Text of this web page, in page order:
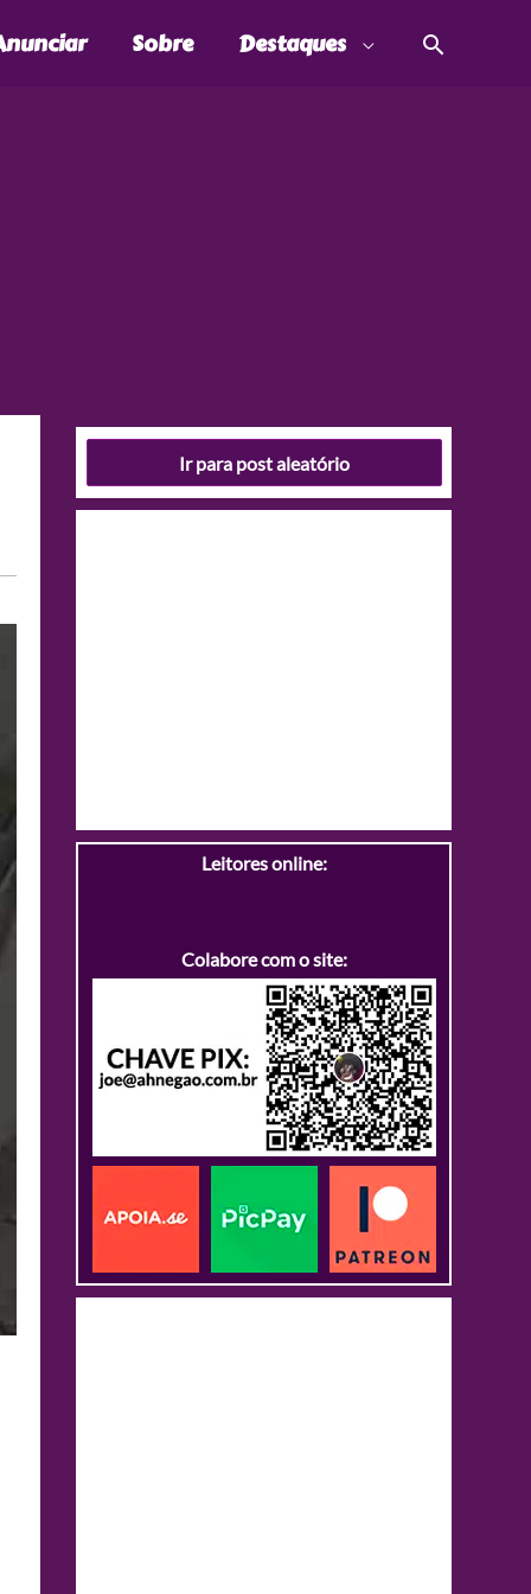
Sobre Destaques
Ir para post aleatório
Leitores online:
Colabore com o site: